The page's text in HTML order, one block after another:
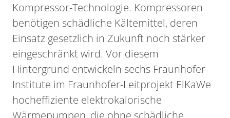
Kompressor-Technologie. Kompressoren
benötigen schädliche Kältemittel, deren
Einsatz gesetzlich in Zukunft noch stärker
eingeschränkt wird. Vor diesem
Hintergrund entwickeln sechs Fraunhofer-
Institute im Fraunhofer-Leitprojekt ElKaWe
hocheffiziente elektrokalorische